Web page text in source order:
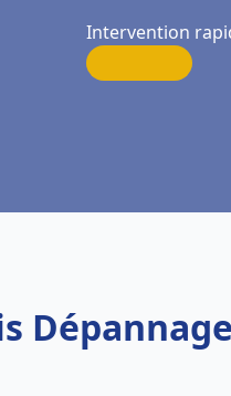
Intervention